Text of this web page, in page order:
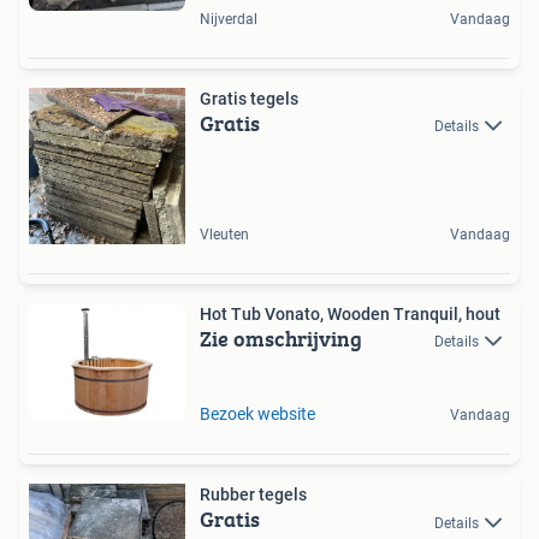
Nijverdal Vandaag
Gratis tegels
Gratis Details
Vleuten Vandaag
Hot Tub Vonato, Wooden Tranquil, hout
Zie omschrijving Details
Bezoek website Vandaag
Rubber tegels
Gratis Details